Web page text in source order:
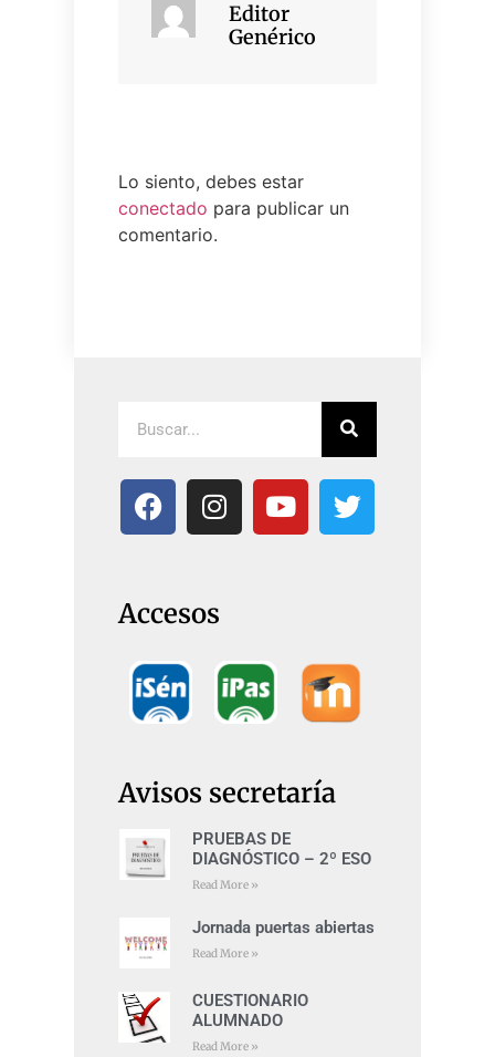
Editor
Genérico
Lo siento, debes estar
conectado para publicar un
comentario.
Accesos
Avisos secretaría
PRUEBAS DE
DIAGNÓSTICO – 2º ESO
Read More »
Jornada puertas abiertas
Read More »
CUESTIONARIO
ALUMNADO
Read More »